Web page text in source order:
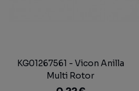
KG01267561 - Vicon Anilla
Multi Rotor